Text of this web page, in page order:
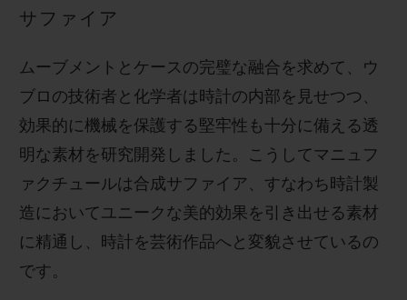
サファイア
ムーブメントとケースの完璧な融合を求めて、ウ
ブロの技術者と化学者は時計の内部を見せつつ、
効果的に機械を保護する堅牢性も十分に備える透
明な素材を研究開発しました。こうしてマニュフ
ァクチュールは合成サファイア、すなわち時計製
造においてユニークな美的効果を引き出せる素材
に精通し、時計を芸術作品へと変貌させているの
です。